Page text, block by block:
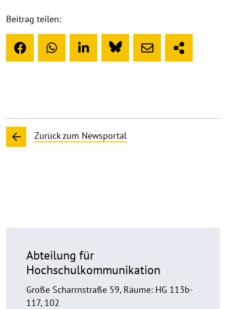
Beitrag teilen:
Zurück zum Newsportal
Abteilung für
Hochschulkommunikation
Große Scharrnstraße 59, Räume: HG 113b-
117, 102